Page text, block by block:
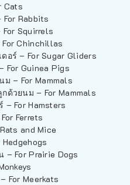
Cats
Rabbits
Squirrels
Chinchillas
อร์ – For Sugar Gliders
For Guinea Pigs
ม – For Mammals
ด้วยนม – For Mammals
– For Hamsters
Ferrets
and Mice
– For Prairie Dogs
For Meerkats